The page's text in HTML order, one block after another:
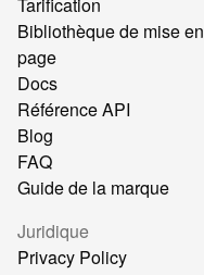
Tarification
Bibliothèque de mise en
page
Docs
Référence API
Blog
FAQ
Guide de la marque
Juridique
Privacy Policy